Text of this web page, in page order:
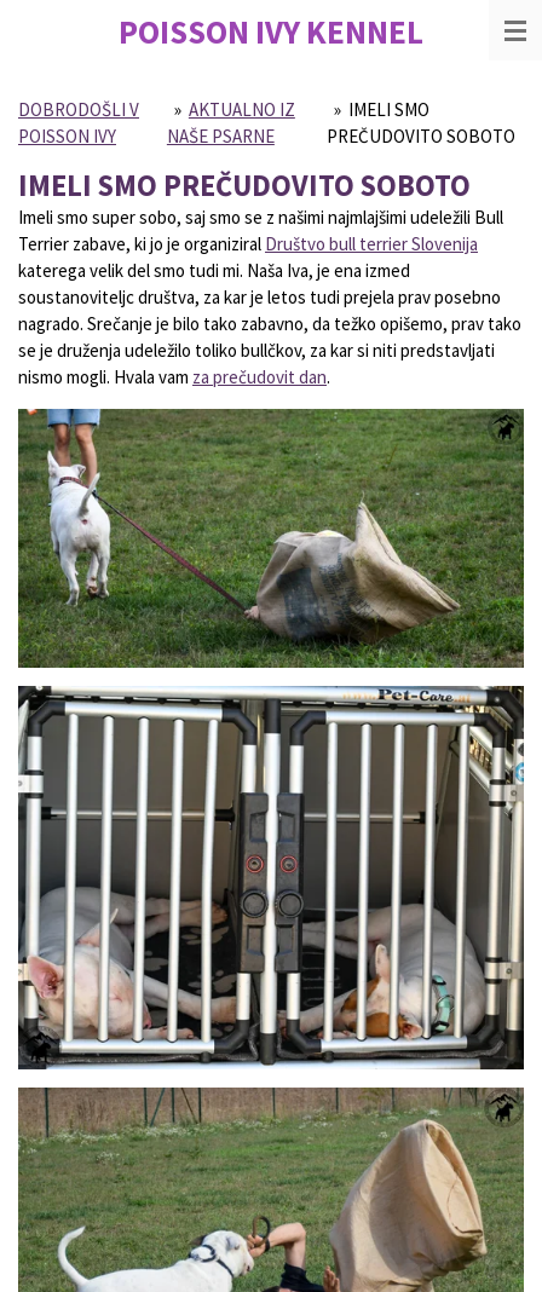
content
POISSON IVYKENNEL
DOBRODOŠLI V
POISSON IVY
» AKTUALNO IZ
NAŠE PSARNE
» IMELI SMO
PREČUDOVITO SOBOTO
IMELI SMO PREČUDOVITO SOBOTO
Imeli smo super sobo, saj smo se z našimi najmlajšimi udeležili Bull
Terrier zabave, ki jo je organiziral Društvo bull terrier Slovenija
katerega velik del smo tudi mi. Naša Iva, je ena izmed
soustanoviteljc društva, za kar je letos tudi prejela prav posebno
nagrado. Srečanje je bilo tako zabavno, da težko opišemo, prav tako
se je druženja udeležilo toliko bullčkov, za kar si niti predstavljati
nismo mogli. Hvala vam za prečudovit dan.